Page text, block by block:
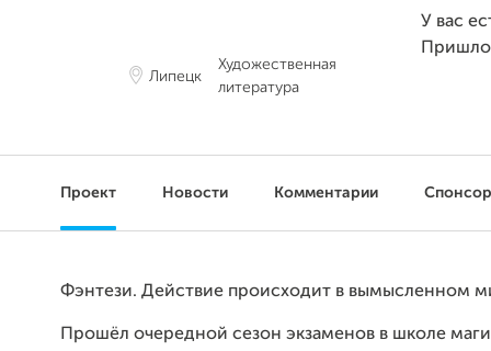
Липецк
Художественная
литература
У вас
Проект Новости Комментарии
Фэнтези. Действие происходит в вымысленном
Прошёл очередной сезон экзаменов в школе